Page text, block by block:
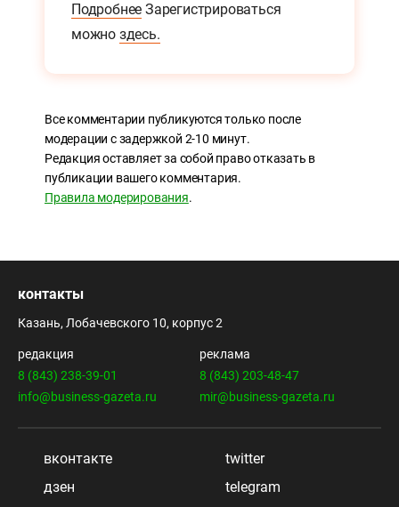
Подробнее Зарегистрироваться
можно здесь.
Все комментарии публикуются только после
модерации с задержкой 2-10 минут.
Редакция оставляет за собой право отказать в
публикации вашего комментария.
Правила модерирования.
контакты
Казань, Лобачевского 10, корпус 2
редакция
8 (843) 238-39-01
info@business-gazeta.ru
реклама
8 (843) 203-48-47
mir@business-gazeta.ru
вконтакте
twitter
дзен
telegram